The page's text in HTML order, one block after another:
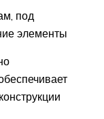
под
элементы